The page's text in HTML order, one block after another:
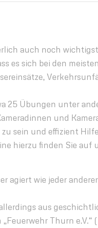
auch noch
es sich bei den
25 Übungen unter
und
sein und effizient
hierzu finden Sie auf
agiert wie jeder
aus
Thurn e.V.“